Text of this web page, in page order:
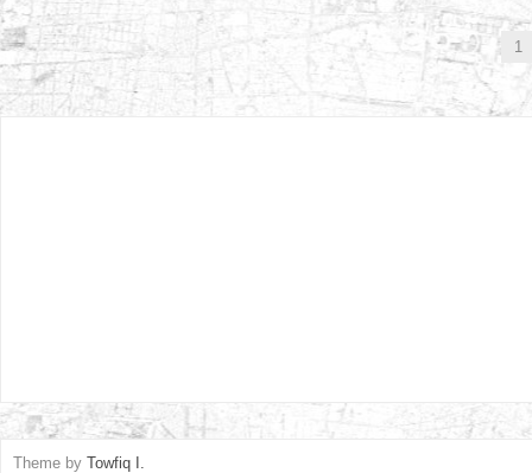
1
Theme by Towfiq I.